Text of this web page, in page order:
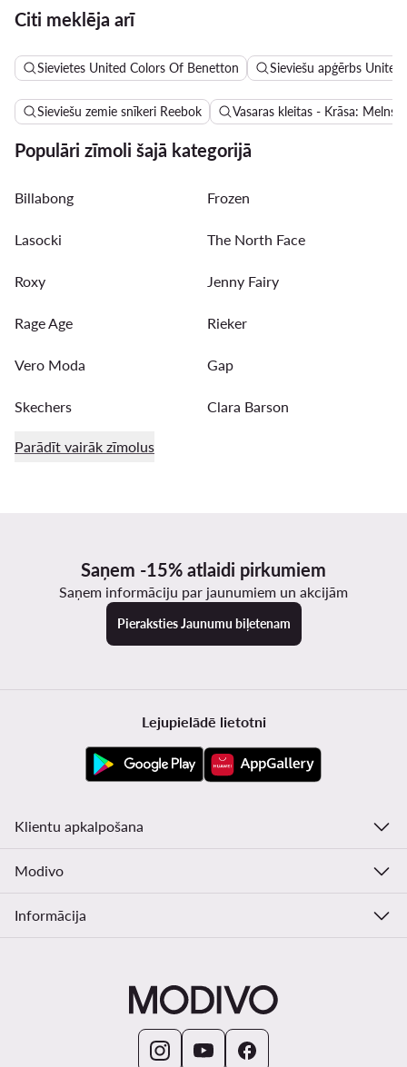
Citi meklēja arī
Sievietes United Colors Of Benetton Sieviešu apģērbs
Sieviešu zemie snīkeri Reebok Vasaras kleitas - Krāsa: Melns
Populāri zīmoli šajā kategorijā
Billabong Frozen
Lasocki The North Face
Roxy Jenny Fairy
Rage Age Rieker
Vero Moda Gap
Skechers Clara Barson
Parādīt vairāk zīmolus
Saņem -15% atlaidi pirkumiem
Saņem informāciju par jaunumiem un akcijām
Pieraksties Jaunumu biļetenam
Lejupielādē lietotni
Klientu apkalpošana
Modivo
Informācija